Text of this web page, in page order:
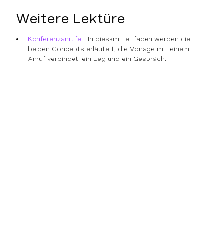
Weitere Lektüre
Konferenzanrufe - In diesem Leitfaden werden die
beiden Concepts erläutert, die Vonage mit einem
Anruf verbindet: ein Leg und ein Gespräch.